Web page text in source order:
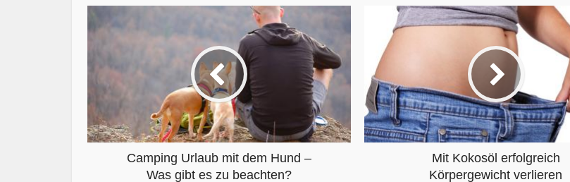
Camping Urlaub mit dem Hund –
Was gibt es zu beachten?
Mit Kokosöl erfolgreich
Körpergewicht verlieren